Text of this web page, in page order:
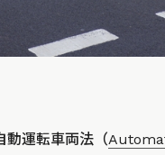
動運転車両法（